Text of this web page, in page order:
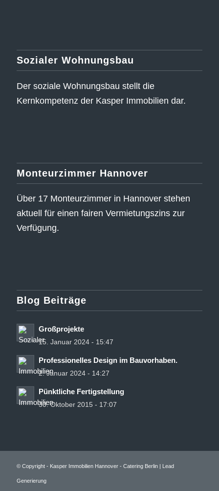
Sozialer Wohnungsbau
Der soziale Wohnungsbau stellt die
Kernkompetenz der Kasper Immobilien dar.
Monteurzimmer Hannover
Über 17 Monteurzimmer in Hannover stehen
aktuell für einen fairen Vermietungszins zur
Verfügung.
Blog Beiträge
Großprojekte
15. Januar 2024 - 15:47
Professionelles Design im Bauvorhaben.
2. Januar 2024 - 14:27
Pünktliche Fertigstellung
30. Oktober 2015 - 17:07
© Copyright - Kasper Immobilien Hannover - Catering Berlin| Lead
Generierung